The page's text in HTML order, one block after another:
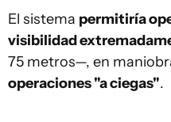
El sistema permitiría
visibilidad
75 metros—, en
operaciones "a ciegas".